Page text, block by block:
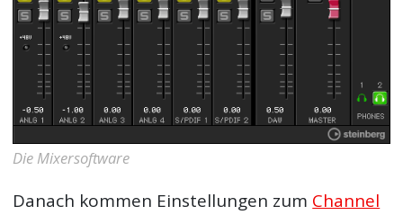
Die Mixersoftware
Danach kommen Einstellungen zum Channel